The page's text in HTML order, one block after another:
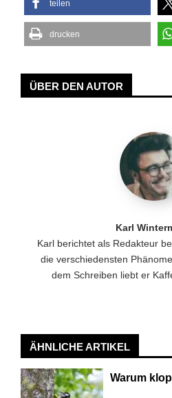
teilen
drucken
ÜBER DEN AUTOR
Karl
Karl berichtet als Redakteur
die verschiedensten
dem Schreiben liebt er
ÄHNLICHE ARTIKEL
Warum